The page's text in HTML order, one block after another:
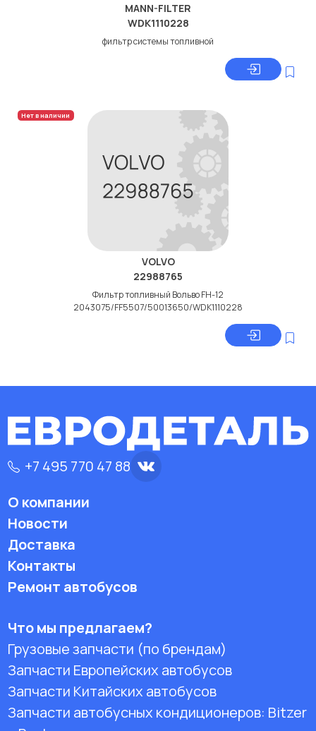
MANN-FILTER
WDK1110228
фильтр системы топливной
Нет в наличии
VOLVO
22988765
Фильтр топливный Вольво FH-12
2043075/FF5507/50013650/WDK1110228
+7 495 770 47 88
О компании
Новости
Доставка
Контакты
Ремонт автобусов
Что мы предлагаем?
Грузовые запчасти (по брендам)
Запчасти Европейских автобусов
Запчасти Китайских автобусов
Запчасти автобусных кондиционеров: Bitzer